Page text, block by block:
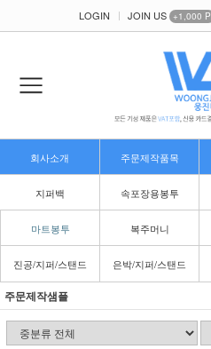
LOGIN JOIN US +1,000 P
회사소개 주문제작품목
지퍼백 속포장용봉투
마트봉투 복주머니
진공/지퍼/스탠드 은박/지퍼/스탠드
주문제작샘플